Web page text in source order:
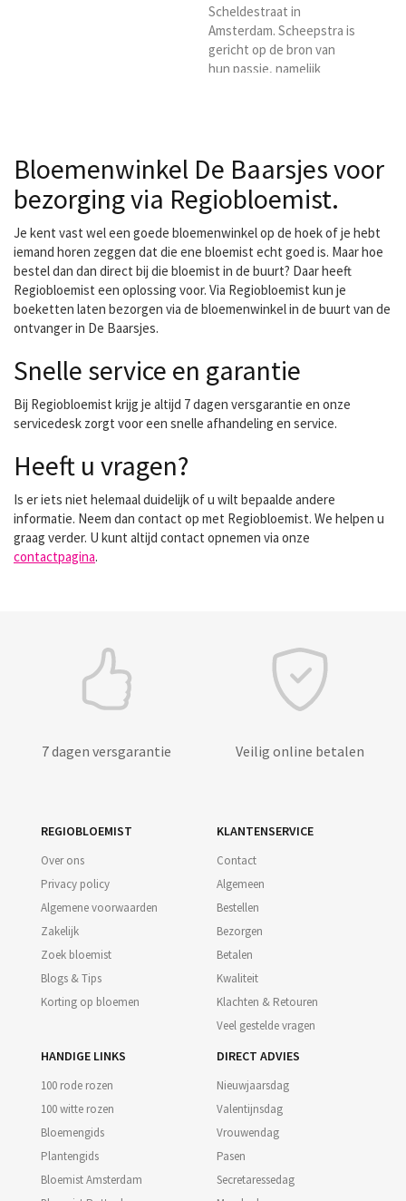
Scheldestraat in
Amsterdam. Scheepstra is
gericht op de bron van
hun passie, namelijk
het vaandel staan. En
vanuit dit ambacht
werken de medewerkers
hartstocht, vakmanschap,
creativiteit en passie aan
de verschillende
bloemcreaties. Voor
Scheepstra...
Bloemenwinkel De Baarsjes voor
bezorging via Regiobloemist.
Je kent vast wel een goede bloemenwinkel op de hoek of je hebt
iemand horen zeggen dat die ene bloemist echt goed is. Maar hoe
bestel dan dan direct bij die bloemist in de buurt? Daar heeft
Regiobloemist een oplossing voor. Via Regiobloemist kun je
boeketten laten bezorgen via de bloemenwinkel in de buurt van de
ontvanger in De Baarsjes.
Snelle service en garantie
Bij Regiobloemist krijg je altijd 7 dagen versgarantie en onze
servicedesk zorgt voor een snelle afhandeling en service.
Heeft u vragen?
Is er iets niet helemaal duidelijk of u wilt bepaalde andere
informatie. Neem dan contact op met Regiobloemist. We helpen u
graag verder. U kunt altijd contact opnemen via onze
contactpagina.
7 dagen versgarantie Veilig online betalen
REGIOBLOEMIST
Over ons
Privacy policy
Algemene voorwaarden
Zakelijk
Zoek bloemist
Blogs & Tips
Korting op bloemen
KLANTENSERVICE
Contact
Algemeen
Bestellen
Bezorgen
Betalen
Kwaliteit
Klachten & Retouren
Veel gestelde vragen
HANDIGE LINKS
100 rode rozen
100 witte rozen
Bloemengids
Plantengids
Bloemist Amsterdam
DIRECT ADVIES
Nieuwjaarsdag
Valentijnsdag
Vrouwendag
Pasen
Secretaressedag